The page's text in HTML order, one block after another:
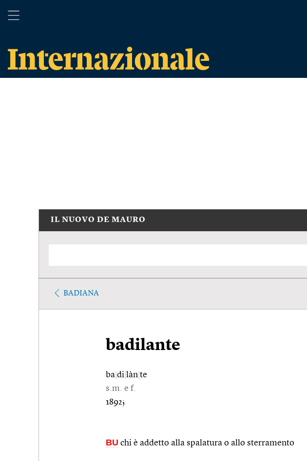
IL NUOVO DE MAURO
BADIANA
badilante
ba di làn te
s.m. e f.
1892;
BU chi è addetto alla spalatura o allo sterramento